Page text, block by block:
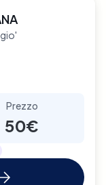
Prezzo
50€